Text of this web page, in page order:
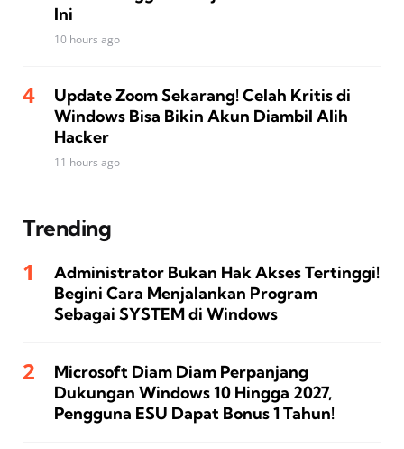
Ini
10 hours ago
Update Zoom Sekarang! Celah Kritis di
Windows Bisa Bikin Akun Diambil Alih
Hacker
11 hours ago
Trending
Administrator Bukan Hak Akses Tertinggi!
Begini Cara Menjalankan Program
Sebagai SYSTEM di Windows
Microsoft Diam Diam Perpanjang
Dukungan Windows 10 Hingga 2027,
Pengguna ESU Dapat Bonus 1 Tahun!